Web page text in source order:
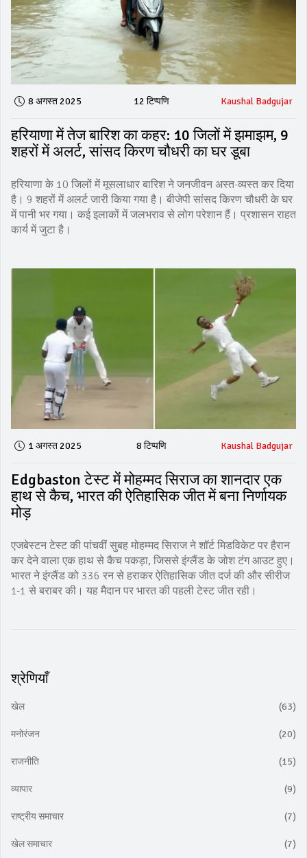
8 अगस्त 2025 12 टिप्पणि Kaushal Badgujar
हरियाणा में तेज बारिश का कहर: 10 जिलों में झमाझम, 9
शहरों में अलर्ट, सांसद किरण चौधरी का घर डूबा
हरियाणा के 10 जिलों में मूसलाधार बारिश ने जनजीवन अस्त-व्यस्त कर दिया
है। 9 शहरों में अलर्ट जारी किया गया है। बीजेपी सांसद किरण चौधरी के घर
में पानी भर गया। कई इलाकों में जलभराव से लोग परेशान हैं। प्रशासन राहत
कार्य में जुटा है।
1 अगस्त 2025 8 टिप्पणि Kaushal Badgujar
Edgbaston टेस्ट में मोहम्मद सिराज का शानदार एक
हाथ से कैच, भारत की ऐतिहासिक जीत में बना निर्णायक
मोड़
एजबेस्टन टेस्ट की पांचवीं सुबह मोहम्मद सिराज ने शॉर्ट मिडविकेट पर हैरान
कर देने वाला एक हाथ से कैच पकड़ा, जिससे इंग्लैंड के जोश टंग आउट हुए।
भारत ने इंग्लैंड को 336 रन से हराकर ऐतिहासिक जीत दर्ज की और सीरीज
1-1 से बराबर की। यह मैदान पर भारत की पहली टेस्ट जीत रही।
श्रेणियाँ
खेल (63)
मनोरंजन (20)
राजनीति (15)
व्यापार (9)
राष्ट्रीय समाचार (7)
खेल समाचार (7)